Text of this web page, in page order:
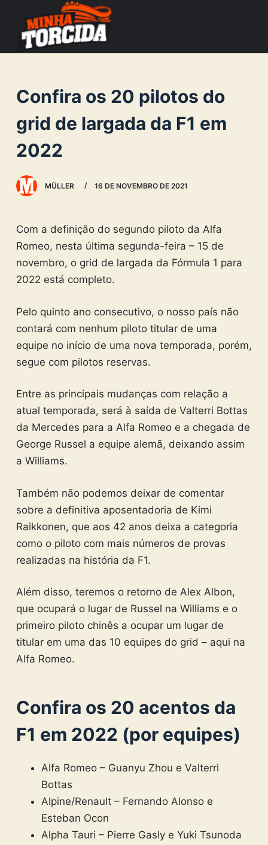
o
o
n
e
Confira os 20 pilotos do
grid de largada da F1 em
2022
MÜLLER 16 DE NOVEMBRO DE 2021
Com a definição do segundo piloto da Alfa
Romeo, nesta última segunda-feira – 15 de
novembro, o grid de largada da Fórmula 1 para
2022 está completo.
Pelo quinto ano consecutivo, o nosso país não
contará com nenhum piloto titular de uma
equipe no início de uma nova temporada, porém,
segue com pilotos reservas.
Entre as principais mudanças com relação a
atual temporada, será à saída de Valterri Bottas
da Mercedes para a Alfa Romeo e a chegada de
George Russel a equipe alemã, deixando assim
a Williams.
Também não podemos deixar de comentar
sobre a definitiva aposentadoria de Kimi
Raikkonen, que aos 42 anos deixa a categoria
como o piloto com mais números de provas
realizadas na história da F1.
Além disso, teremos o retorno de Alex Albon,
que ocupará o lugar de Russel na Williams e o
primeiro piloto chinês a ocupar um lugar de
titular em uma das 10 equipes do grid – aqui na
Alfa Romeo.
Confira os 20 acentos da
F1 em 2022 (por equipes)
Alfa Romeo – Guanyu Zhou e Valterri
Bottas
Alpine/Renault – Fernando Alonso e
Esteban Ocon
Alpha Tauri – Pierre Gasly e Yuki Tsunoda